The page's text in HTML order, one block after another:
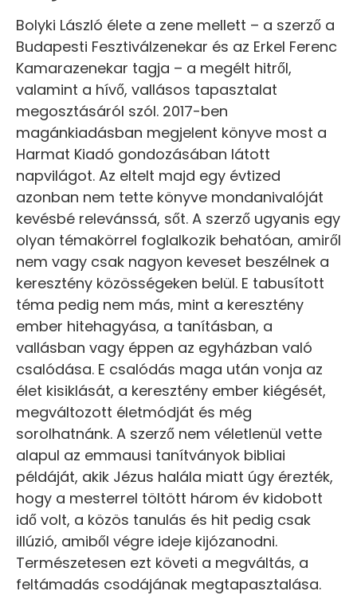
Bolyki László élete a zene mellett – a szerző a
Budapesti Fesztiválzenekar és az Erkel Ferenc
Kamarazenekar tagja – a megélt hitről,
valamint a hívő, vallásos tapasztalat
megosztásáról szól. 2017-ben
magánkiadásban megjelent könyve most a
Harmat Kiadó gondozásában látott
napvilágot. Az eltelt majd egy évtized
azonban nem tette könyve mondanivalóját
kevésbé relevánssá, sőt. A szerző ugyanis egy
olyan témakörrel foglalkozik behatóan, amiről
nem vagy csak nagyon keveset beszélnek a
keresztény közösségeken belül. E tabusított
téma pedig nem más, mint a keresztény
ember hitehagyása, a tanításban, a
vallásban vagy éppen az egyházban való
csalódása. E csalódás maga után vonja az
élet kisiklását, a keresztény ember kiégését,
megváltozott életmódját és még
sorolhatnánk. A szerző nem véletlenül vette
alapul az emmausi tanítványok bibliai
példáját, akik Jézus halála miatt úgy érezték,
hogy a mesterrel töltött három év kidobott
idő volt, a közös tanulás és hit pedig csak
illúzió, amiből végre ideje kijózanodni.
Természetesen ezt követi a megváltás, a
feltámadás csodájának megtapasztalása.